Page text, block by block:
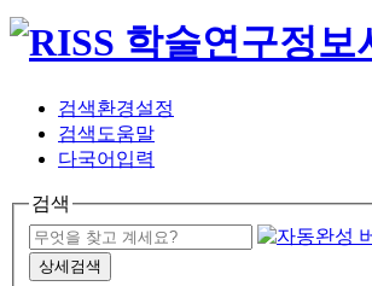
검색환경설정
검색도움말
다국어입력
검색
상세검색